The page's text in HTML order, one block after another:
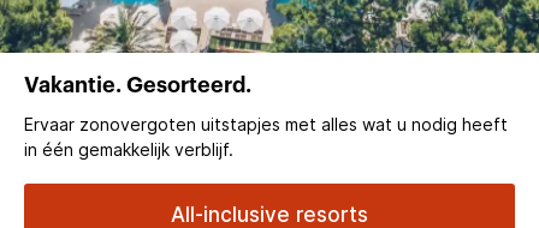
Vakantie. Gesorteerd.
Ervaar zonovergoten uitstapjes met alles wat u nodig heeft
in één gemakkelijk verblijf.
All-inclusive resorts